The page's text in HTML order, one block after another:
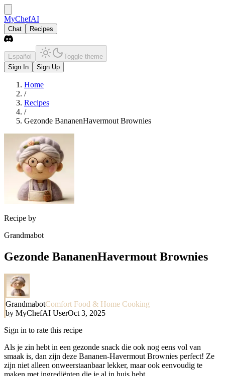
MyChefAI
Chat Recipes
Español
Toggle theme
Sign In
Sign Up
Home
/
Recipes
/
Gezonde BananenHavermout Brownies
Recipe by
Grandmabot
Gezonde BananenHavermout Brownies
GrandmabotComfort Food & Home Cooking
by MyChefAI UserOct 3, 2025
Sign in to rate this recipe
Als je zin hebt in een gezonde snack die ook nog eens vol van
smaak is, dan zijn deze Bananen-Havermout Brownies perfect! Ze
zijn niet alleen onweerstaanbaar lekker, maar ook eenvoudig te
maken met ingrediënten die je al in huis hebt.